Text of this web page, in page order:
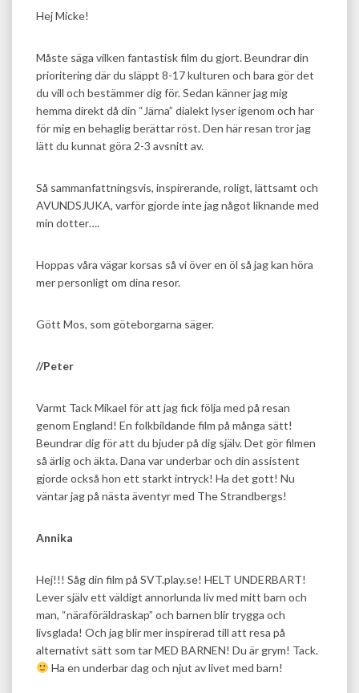
Hej Micke!
Måste säga vilken fantastisk film du gjort. Beundrar din
prioritering där du släppt 8-17 kulturen och bara gör det
du vill och bestämmer dig för. Sedan känner jag mig
hemma direkt då din “Järna” dialekt lyser igenom och har
för mig en behaglig berättar röst. Den här resan tror jag
lätt du kunnat göra 2-3 avsnitt av.
Så sammanfattningsvis, inspirerande, roligt, lättsamt och
AVUNDSJUKA, varför gjorde inte jag något liknande med
min dotter….
Hoppas våra vägar korsas så vi över en öl så jag kan höra
mer personligt om dina resor.
Gött Mos, som göteborgarna säger.
//Peter
Varmt Tack Mikael för att jag fick följa med på resan
genom England! En folkbildande film på många sätt!
Beundrar dig för att du bjuder på dig själv. Det gör filmen
så ärlig och äkta. Dana var underbar och din assistent
gjorde också hon ett starkt intryck! Ha det gott! Nu
väntar jag på nästa äventyr med The Strandbergs!
Annika
Hej!!! Såg din film på SVT.play.se! HELT UNDERBART!
Lever själv ett väldigt annorlunda liv med mitt barn och
man, “näraföräldraskap” och barnen blir trygga och
livsglada! Och jag blir mer inspirerad till att resa på
alternativt sätt som tar MED BARNEN! Du är grym! Tack.
Ha en underbar dag och njut av livet med barn!